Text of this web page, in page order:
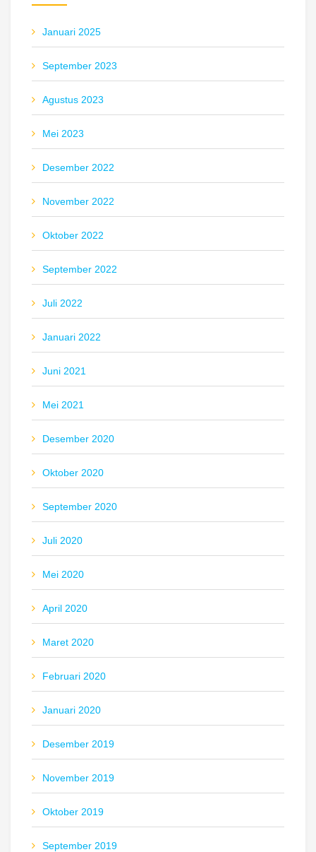
Januari 2025
September 2023
Agustus 2023
Mei 2023
Desember 2022
November 2022
Oktober 2022
September 2022
Juli 2022
Januari 2022
Juni 2021
Mei 2021
Desember 2020
Oktober 2020
September 2020
Juli 2020
Mei 2020
April 2020
Maret 2020
Februari 2020
Januari 2020
Desember 2019
November 2019
Oktober 2019
September 2019